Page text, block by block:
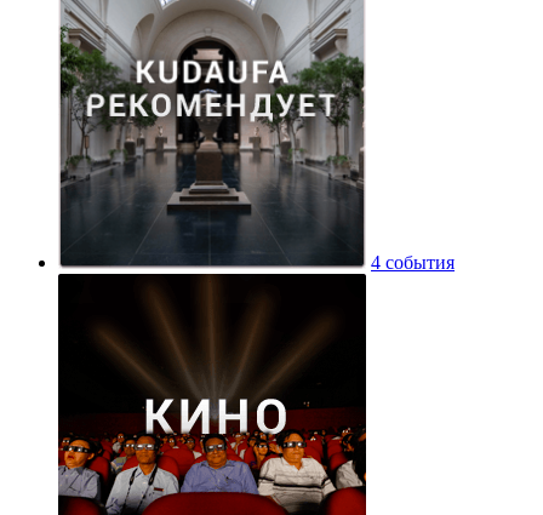
4 события